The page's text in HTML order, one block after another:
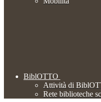
BiblOTTO
Attività di
Rete biblioteche